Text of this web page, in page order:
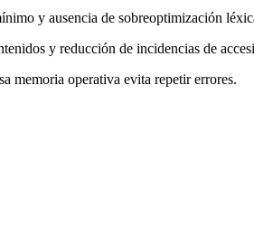
y ausencia de sobreoptimización
y reducción de incidencias de
memoria operativa evita repetir errores.